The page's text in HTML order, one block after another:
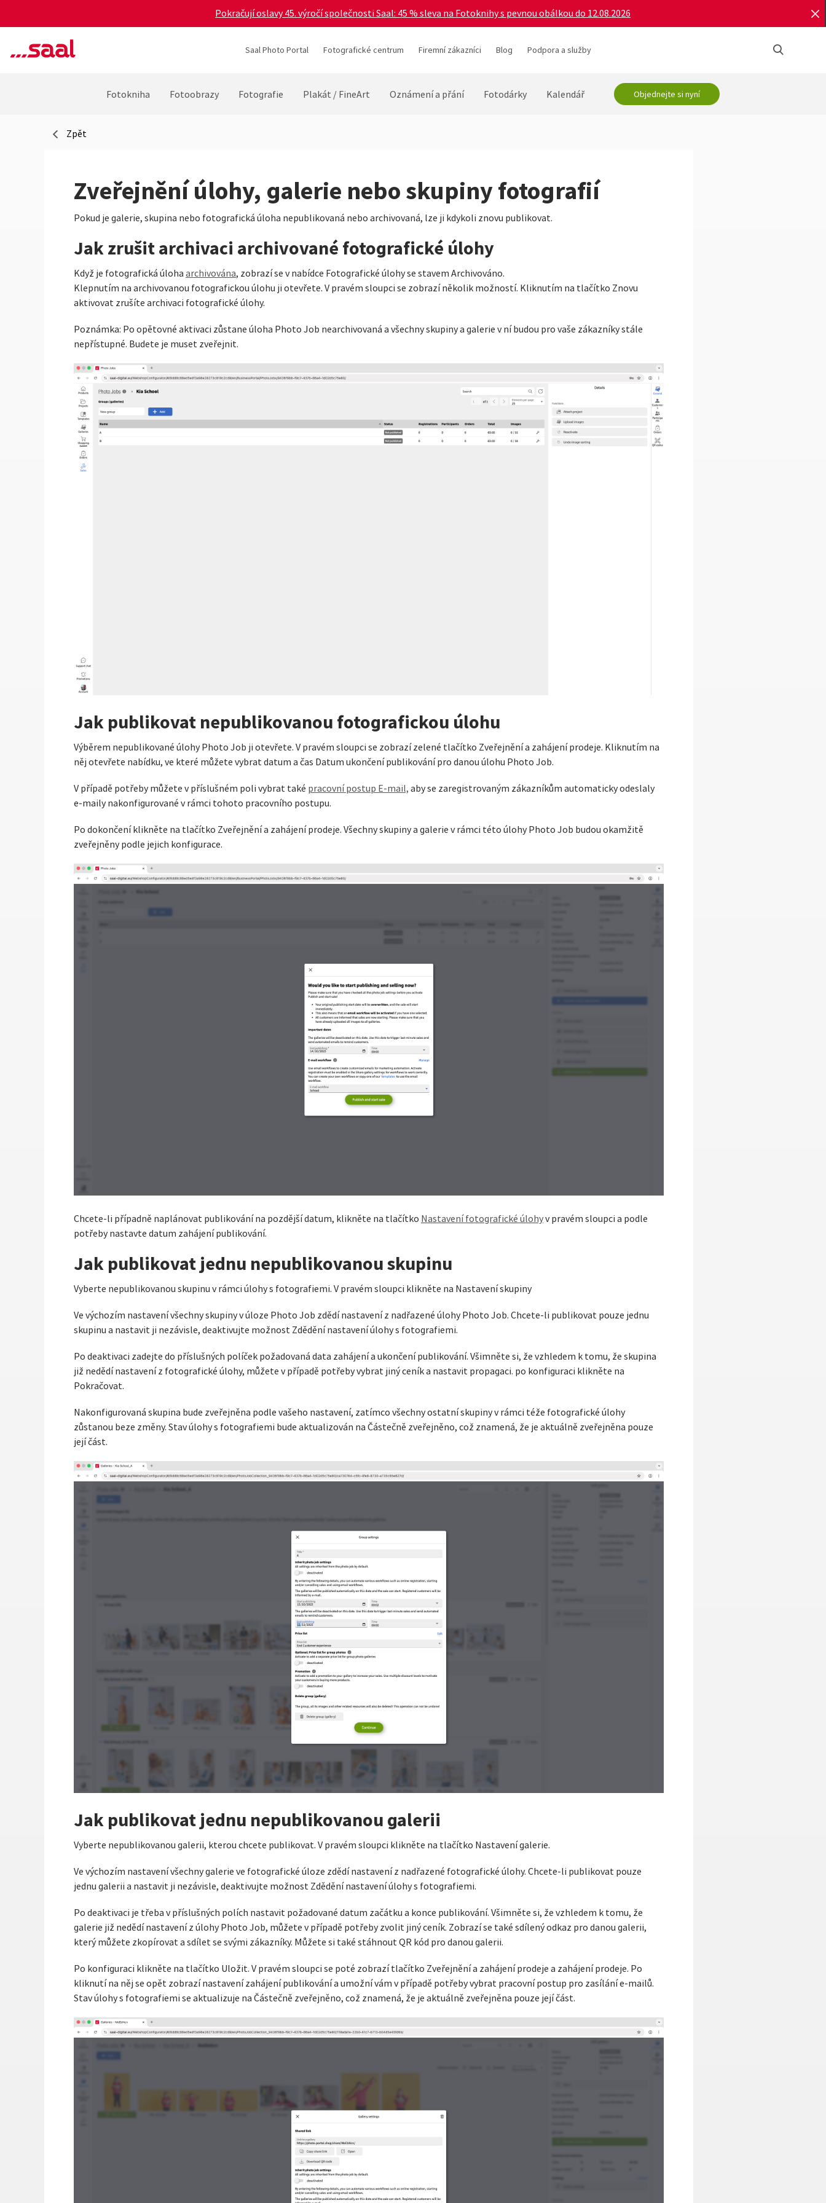
Pokračují oslavy 45. výročí společnosti Saal: 45 % sleva na Fotoknihy s pevnou obálkou do 12.08.2026
Saal Photo Portal Fotografické centrum Firemní zákazníci Blog Podpora a služby
Fotokniha Fotoobrazy Fotografie Plakát / FineArt Oznámení a přání Fotodárky Kalendář Objednejte si nyní
Zpět
Zveřejnění úlohy, galerie nebo skupiny fotografií
Pokud je galerie, skupina nebo fotografická úloha nepublikovaná nebo archivovaná, lze ji kdykoli znovu publikovat.
Jak zrušit archivaci archivované fotografické úlohy
Když je fotografická úloha archivována, zobrazí se v nabídce Fotografické úlohy se stavem Archivováno.
Klepnutím na archivovanou fotografickou úlohu ji otevřete. V pravém sloupci se zobrazí několik možností. Kliknutím na tlačítko Znovu
aktivovat zrušíte archivaci fotografické úlohy.
Poznámka: Po opětovné aktivaci zůstane úloha Photo Job nearchivovaná a všechny skupiny a galerie v ní budou pro vaše zákazníky stále
nepřístupné. Budete je muset zveřejnit.
Jak publikovat nepublikovanou fotografickou úlohu
Výběrem nepublikované úlohy Photo Job ji otevřete. V pravém sloupci se zobrazí zelené tlačítko Zveřejnění a zahájení prodeje. Kliknutím na
něj otevřete nabídku, ve které můžete vybrat datum a čas Datum ukončení publikování pro danou úlohu Photo Job.
V případě potřeby můžete v příslušném poli vybrat také pracovní postup E-mail, aby se zaregistrovaným zákazníkům automaticky odeslaly
e-maily nakonfigurované v rámci tohoto pracovního postupu.
Po dokončení klikněte na tlačítko Zveřejnění a zahájení prodeje. Všechny skupiny a galerie v rámci této úlohy Photo Job budou okamžitě
zveřejněny podle jejich konfigurace.
Chcete-li případně naplánovat publikování na pozdější datum, klikněte na tlačítko Nastavení fotografické úlohyv pravém sloupci a podle
potřeby nastavte datum zahájení publikování.
Jak publikovat jednu nepublikovanou skupinu
Vyberte nepublikovanou skupinu v rámci úlohy s fotografiemi. V pravém sloupci klikněte na Nastavení skupiny
Ve výchozím nastavení všechny skupiny v úloze Photo Job zdědí nastavení z nadřazené úlohy Photo Job. Chcete-li publikovat pouze jednu
skupinu a nastavit ji nezávisle, deaktivujte možnost Zdědění nastavení úlohy s fotografiemi.
Po deaktivaci zadejte do příslušných políček požadovaná data zahájení a ukončení publikování. Všimněte si, že vzhledem k tomu, že skupina
již nedědí nastavení z fotografické úlohy, můžete v případě potřeby vybrat jiný ceník a nastavit propagaci. po konfiguraci klikněte na
Pokračovat.
Nakonfigurovaná skupina bude zveřejněna podle vašeho nastavení, zatímco všechny ostatní skupiny v rámci téže fotografické úlohy
zůstanou beze změny. Stav úlohy s fotografiemi bude aktualizován na Částečně zveřejněno, což znamená, že je aktuálně zveřejněna pouze
její část.
Jak publikovat jednu nepublikovanou galerii
Vyberte nepublikovanou galerii, kterou chcete publikovat. V pravém sloupci klikněte na tlačítko Nastavení galerie.
Ve výchozím nastavení všechny galerie ve fotografické úloze zdědí nastavení z nadřazené fotografické úlohy. Chcete-li publikovat pouze
jednu galerii a nastavit ji nezávisle, deaktivujte možnost Zdědění nastavení úlohy s fotografiemi.
Po deaktivaci je třeba v příslušných polích nastavit požadované datum začátku a konce publikování. Všimněte si, že vzhledem k tomu, že
galerie již nedědí nastavení z úlohy Photo Job, můžete v případě potřeby zvolit jiný ceník. Zobrazí se také sdílený odkaz pro danou galerii,
který můžete zkopírovat a sdílet se svými zákazníky. Můžete si také stáhnout QR kód pro danou galerii.
Po konfiguraci klikněte na tlačítko Uložit. V pravém sloupci se poté zobrazí tlačítko Zveřejnění a zahájení prodeje a zahájení prodeje. Po
kliknutí na něj se opět zobrazí nastavení zahájení publikování a umožní vám v případě potřeby vybrat pracovní postup pro zasílání e-mailů.
Stav úlohy s fotografiemi se aktualizuje na Částečně zveřejněno, což znamená, že je aktuálně zveřejněna pouze její část.